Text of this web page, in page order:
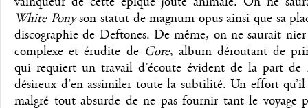
White Ponyson statut de magnum opus ainsi que sa
discographie de Deftones. De même, on ne saurait
complexe et érudite de Gore, album déroutant de
qui requiert un travail d’écoute évident de la part de
désireux d’en assimiler toute la subtilité. Un effort
malgré tout absurde de ne pas fournir tant le voyage